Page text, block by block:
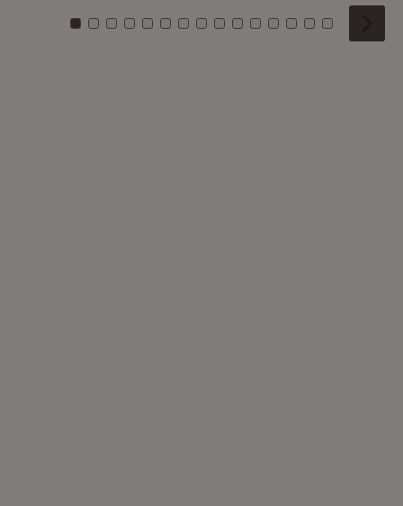
Zu Kachel: 0
Zu Kachel: 1
Zu Kachel: 2
Zu Kachel: 3
Zu Kachel: 4
Zu Kachel: 5
Zu Kachel: 6
Zu Kachel: 7
Zu Kachel: 8
Zu Kachel: 9
Zu Kachel: 10
Zu Kachel: 11
Zu Kachel: 12
Zu Kachel:
Zu